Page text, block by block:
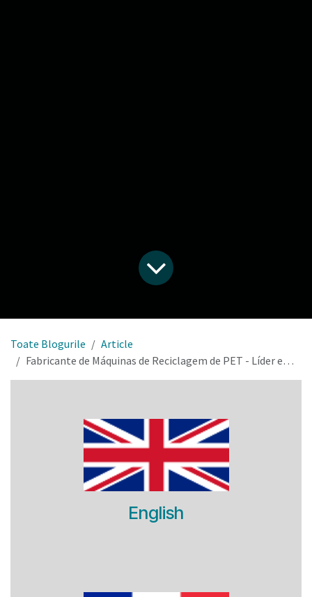
Toate Blogurile
Article
Fabricante de Máquinas de Reciclagem de PET - Líder em Inovação
English